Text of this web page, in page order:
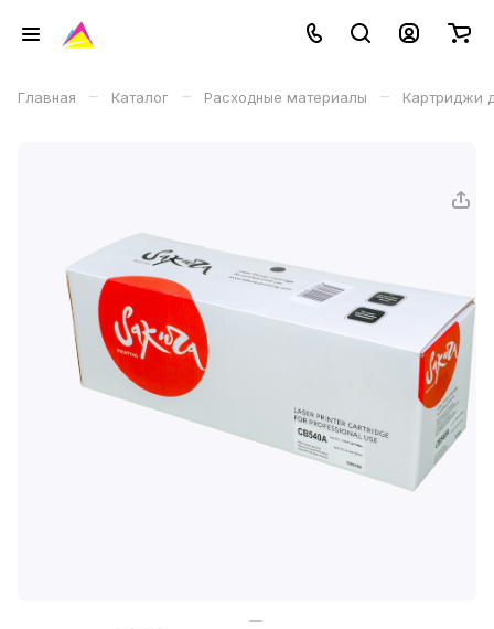
Главная – Каталог – Расходные материалы – Картриджи